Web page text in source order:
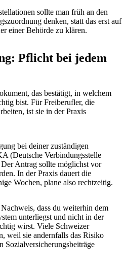
sollte man früh an den
denken, statt das erst auf
einer Behörde zu klären.
Pflicht bei jedem
das bestätigt, in welchem
bist. Für Freiberufler, die
ist sie in der Praxis
bei deiner zuständigen
(Deutsche Verbindungsstelle
Antrag sollte möglichst vor
In der Praxis dauert die
Wochen, plane also rechtzeitig.
dass du weiterhin dem
unterliegst und nicht in der
wirst. Viele Schweizer
weil sie andernfalls das Risiko
Sozialversicherungsbeiträge